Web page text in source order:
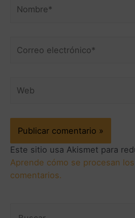
Este sitio usa Akismet para
Aprende cómo se procesan
comentarios.